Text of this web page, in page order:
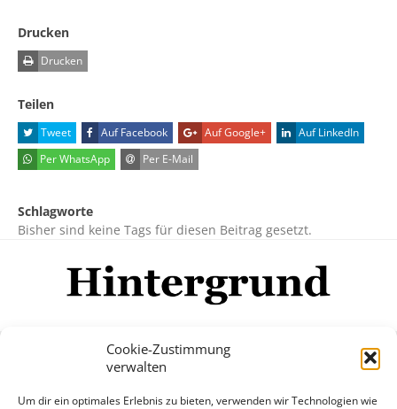
Cookie-Zustimmung
verwalten
Um dir ein optimales Erlebnis zu bieten, verwenden wir Technologien wie
Drucken
Drucken
Teilen
Tweet Auf Facebook Auf Google+
Auf LinkedIn
Per WhatsApp
Per E-Mail
Schlagworte
Bisher sind keine Tags für diesen Beitrag gesetzt.